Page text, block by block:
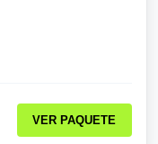
VER PAQUETE